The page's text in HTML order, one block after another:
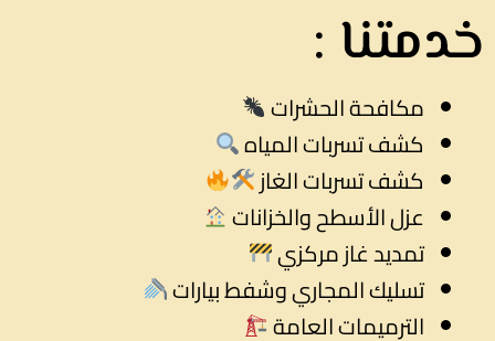
خدمتنا :
مكافحة الحشرات
كشف تسربات المياه
كشف تسربات الغاز
عزل الأسطح والخزانات
تمديد غاز مركزي
تسليك المجاري وشفط بيارات
الترميمات العامة